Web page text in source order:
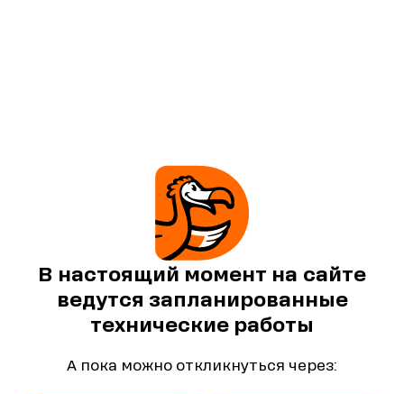
В настоящий момент на сайте
ведутся запланированные
технические работы
А пока можно откликнуться через: